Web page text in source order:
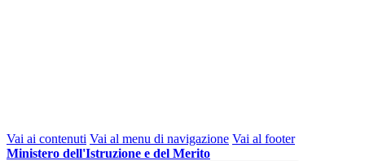
Vai ai contenuti Vai al menu di navigazione Vai al footer
Ministero dell'Istruzione e del Merito